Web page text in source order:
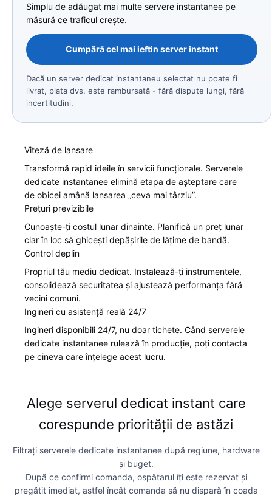
Simplu de adăugat mai multe servere instantanee pe
măsură ce traficul crește.
Cumpără cel mai ieftin server instant
Dacă un server dedicat instantaneu selectat nu poate fi
livrat, plata dvs. este rambursată - fără dispute lungi, fără
incertitudini.
Viteză de lansare
Transformă rapid ideile în servicii funcționale. Serverele
dedicate instantanee elimină etapa de așteptare care
de obicei amână lansarea „ceva mai târziu”.
Prețuri previzibile
Cunoaște-ți costul lunar dinainte. Planifică un preț lunar
clar în loc să ghicești depășirile de lățime de bandă.
Control deplin
Propriul tău mediu dedicat. Instalează-ți instrumentele,
consolidează securitatea și ajustează performanța fără
vecini comuni.
Ingineri cu asistență reală 24/7
Ingineri disponibili 24/7, nu doar tichete. Când serverele
dedicate instantanee rulează în producție, poți contacta
pe cineva care înțelege acest lucru.
Alege serverul dedicat instant care
corespunde priorității de astăzi
Filtrați serverele dedicate instantanee după regiune, hardware
și buget.
După ce confirmi comanda, ospătarul îți este rezervat și
pregătit imediat, astfel încât comanda să nu dispară în coada